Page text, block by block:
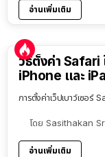
อ่านเพิ่มเติม
วิธีตั้งค่า Safari
iPhone และ
การตั้งค่าเว็ปเบาว์เซอ
โดย Sasithakan
อ่านเพิ่มเติม